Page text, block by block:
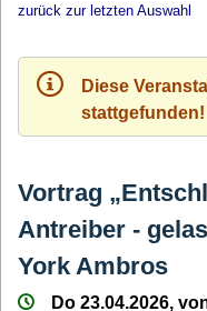
zurück zur letzten Auswahl
Diese
stattgefunden!
Vortrag
Antreiber -
York Ambros
Do 23.04.2026,